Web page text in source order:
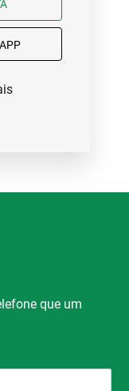
que um